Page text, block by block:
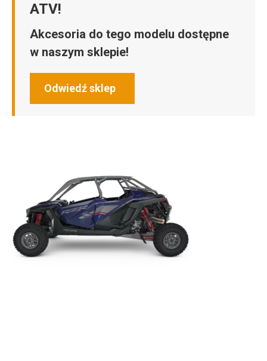
ATV!
Akcesoria do tego modelu dostępne
w naszym sklepie!
Odwiedź sklep